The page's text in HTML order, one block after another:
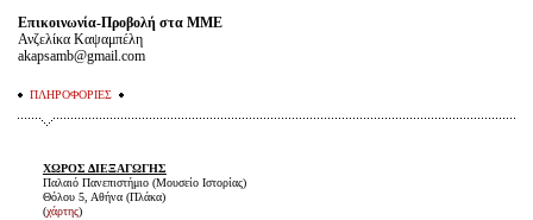
Επικοινωνία-Προβολή στα ΜΜΕ
Ανζελίκα Καψαμπέλη
akapsamb@gmail.com
ΠΛΗΡΟΦΟΡΙΕΣ
ΧΩΡΟΣ ΔΙΕΞΑΓΩΓΗΣ
Παλαιό Πανεπιστήμιο (Μουσείο Ιστορίας)
Θόλου 5, Αθήνα (Πλάκα)
(χάρτης)